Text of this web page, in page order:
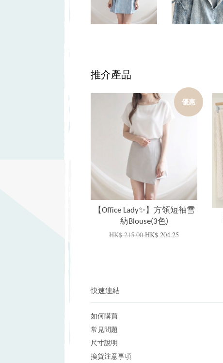
推介產品
優惠
加入購物車
【Office Lady✨】方領短袖雪
紡Blouse(3色)
HK$ 215.00HK$ 204.25
快速連結
如何購買
常見問題
尺寸說明
換貨注意事項